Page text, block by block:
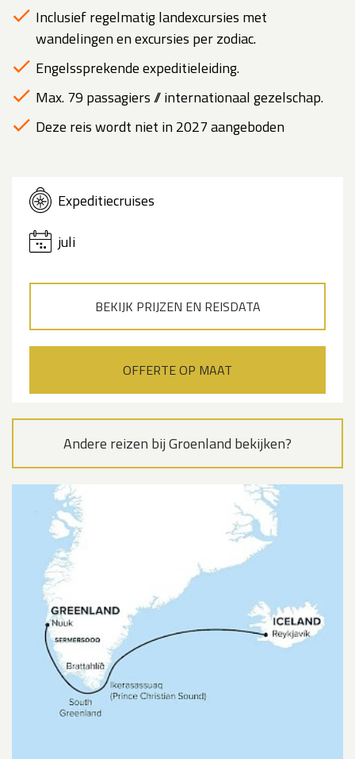
Inclusief regelmatig landexcursies met
wandelingen en excursies per zodiac.
Engelssprekende expeditieleiding.
Max. 79 passagiers // internationaal gezelschap.
Deze reis wordt niet in 2027 aangeboden
Expeditiecruises
juli
BEKIJK PRIJZEN EN REISDATA
OFFERTE OP MAAT
Andere reizen bij Groenland bekijken?